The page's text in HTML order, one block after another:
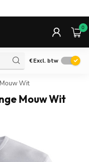
0
€Excl. btw
Wit
Mouw Wit